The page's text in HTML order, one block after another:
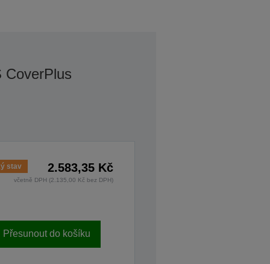
CoverPlus
stav 2.583,35 Kč
včetně DPH (2.135,00 Kč bez DPH)
Přesunout do košíku